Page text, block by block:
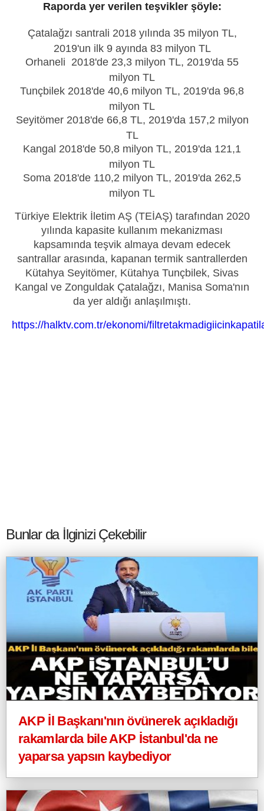
Raporda yer verilen teşvikler şöyle:
Çatalağzı santrali 2018 yılında 35 milyon TL,
2019'un ilk 9 ayında 83 milyon TL
Orhaneli 2018'de 23,3 milyon TL, 2019'da 55
milyon TL
Tunçbilek 2018'de 40,6 milyon TL, 2019'da 96,8
milyon TL
Seyitömer 2018'de 66,8 TL, 2019'da 157,2 milyon
TL
Kangal 2018'de 50,8 milyon TL, 2019'da 121,1
milyon TL
Soma 2018'de 110,2 milyon TL, 2019'da 262,5
milyon TL
Türkiye Elektrik İletim AŞ (TEİAŞ) tarafından 2020
yılında kapasite kullanım mekanizması
kapsamında teşvik almaya devam edecek
santrallar arasında, kapanan termik santrallerden
Kütahya Seyitömer, Kütahya Tunçbilek, Sivas
Kangal ve Zonguldak Çatalağzı, Manisa Soma'nın
da yer aldığı anlaşılmıştı.
https://halktv.com.tr/ekonomi/
Bunlar da İlginizi Çekebilir
AKP İl Başkanı'nın övünerek açıkladığı
rakamlarda bile AKP İstanbul'da ne
yaparsa yapsın kaybediyor